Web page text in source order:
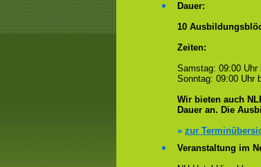
Dauer:
10
Zeiten:
Samstag: 09:00 Uhr
Sonntag: 09:00 Uhr
Wir bieten auch
Dauer an. Die
» zur
Veranstaltung im